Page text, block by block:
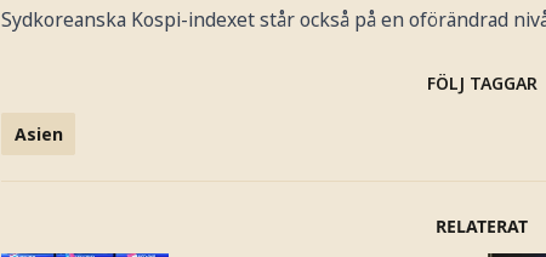
Sydkoreanska Kospi-indexet står också på en oförändrad
FÖLJ TAGGAR
Asien
RELATERAT